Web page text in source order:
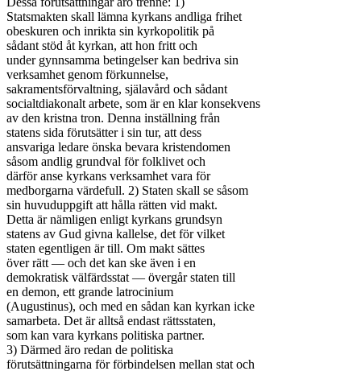
Statsmakten skall lämna kyrkans andliga frihet
obeskuren och inrikta sin kyrkopolitik på
sådant stöd åt kyrkan, att hon fritt och
under gynnsamma betingelser kan bedriva sin
verksamhet genom förkunnelse,
sakramentsförvaltning, själavård och sådant
socialtdiakonalt arbete, som är en klar konsekvens
av den kristna tron. Denna inställning från
statens sida förutsätter i sin tur, att dess
ansvariga ledare önska bevara kristendomen
såsom andlig grundval för folklivet och
därför anse kyrkans verksamhet vara för
medborgarna värdefull. 2) Staten skall se såsom
sin huvuduppgift att hålla rätten vid makt.
Detta är nämligen enligt kyrkans grundsyn
statens av Gud givna kallelse, det för vilket
staten egentligen är till. Om makt sättes
över rätt — och det kan ske även i en
demokratisk välfärdsstat — övergår staten till
en demon, ett grande latrocinium
(Augustinus), och med en sådan kan kyrkan icke
samarbeta. Det är alltså endast rättsstaten,
som kan vara kyrkans politiska partner.
3) Därmed äro redan de politiska
förutsättningarna för förbindelsen mellan stat och